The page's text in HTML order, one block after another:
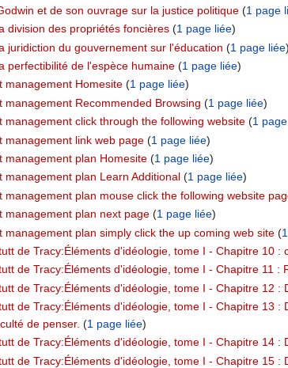
et de son ouvrage sur la justice politique‏‎ (1 page
division des propriétés foncières‏‎ (1 page liée)
juridiction du gouvernement sur l'éducation ‏‎ (1 page liée)
perfectibilité de l'espèce humaine‏‎ (1 page liée)
management Homesite‏‎ (1 page liée)
management Recommended Browsing ‏‎ (1 page liée)
management click through the following website‏‎ (1
management link web page‏‎ (1 page liée)
management plan Homesite‏‎ (1 page liée)
management plan Learn Additional‏‎ (1 page liée)
management plan mouse click the following website
management plan next page‏‎ (1 page liée)
management plan simply click the up coming web site‏‎ (
de Tracy:Éléments d'idéologie, tome I - Chapitre 10
de Tracy:Éléments d'idéologie, tome I - Chapitre 11
de Tracy:Éléments d'idéologie, tome I - Chapitre 12
de Tracy:Éléments d'idéologie, tome I - Chapitre 13
de penser. ‏‎ (1 page liée)
de Tracy:Éléments d'idéologie, tome I - Chapitre 14
de Tracy:Éléments d'idéologie, tome I - Chapitre 15